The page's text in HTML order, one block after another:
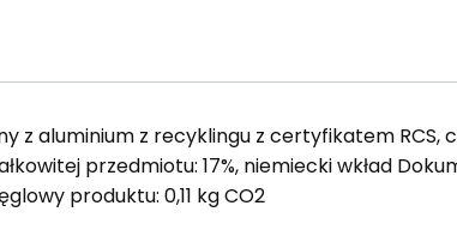
z aluminium z recyklingu z certyfikatem
przedmiotu: 17%, niemiecki wkład
produktu: 0,11 kg CO2